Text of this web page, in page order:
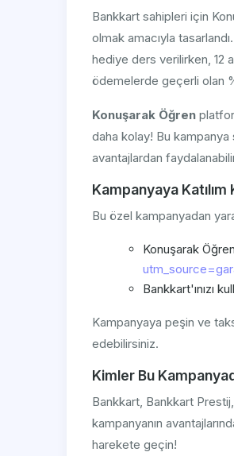
Bankkart sahipleri için
olmak amacıyla
hediye ders verilirken, 12
ödemelerde geçerli olan
Konuşarak Öğren
daha kolay! Bu kampanya
avantajlardan
Kampanyaya Katılım
Bu özel kampanyadan
Konuşarak
Bankkart'ınızı
Kampanyaya peşin ve
edebilirsiniz.
Kimler Bu
Bankkart, Bankkart
kampanyanın
harekete geçin!